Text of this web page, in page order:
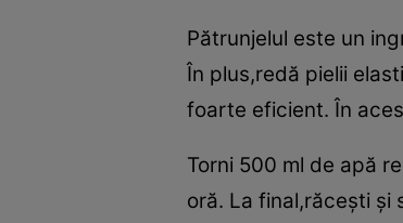
Pătrunjelul este un
În plus,redă pielii
foarte eficient. În
Torni 500 ml de apă
oră. La final,răceşti şi